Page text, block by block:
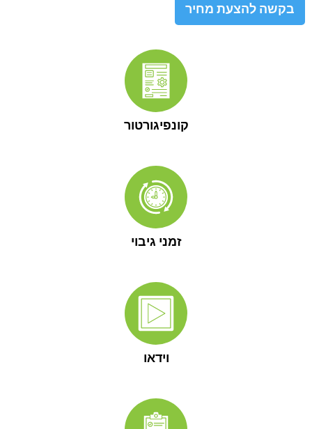
בקשה להצעת מחיר
קונפיגורטור
זמני גיבוי
וידאו